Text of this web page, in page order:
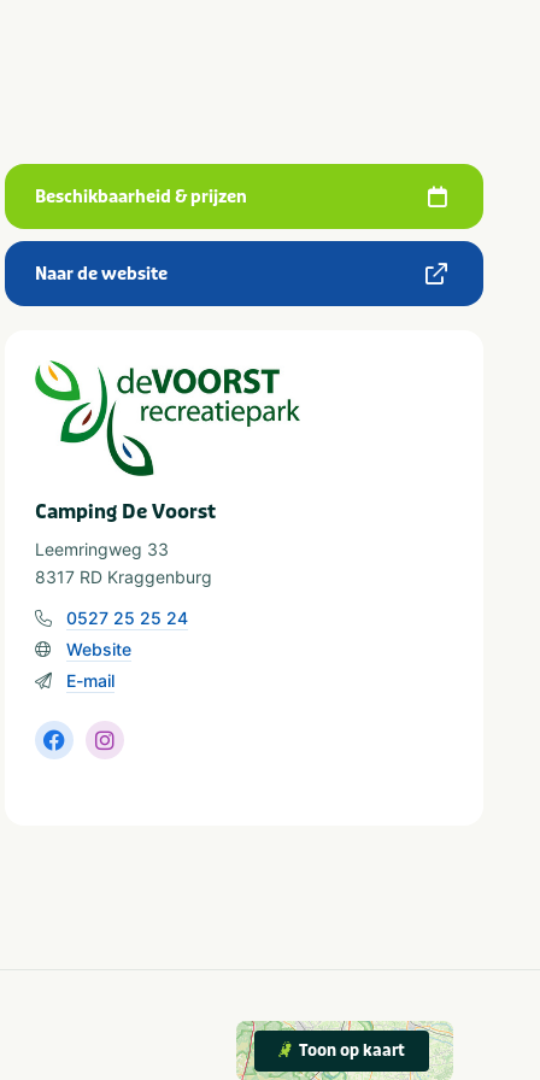
Beschikbaarheid & prijzen
Naar de website
Camping De Voorst
Leemringweg 33
8317 RD Kraggenburg
0527 25 25 24
Website
E-mail
Toon op kaart